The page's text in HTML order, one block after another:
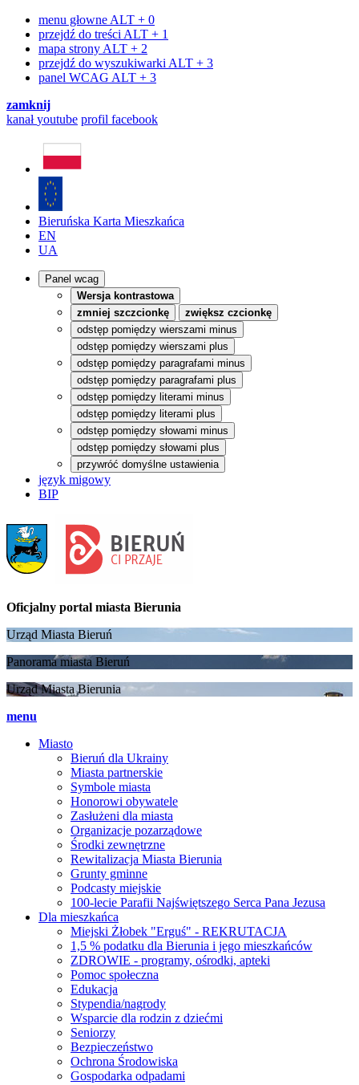
menu głowne ALT + 0
przejdź do treści ALT + 1
mapa strony ALT + 2
przejdź do wyszukiwarki ALT + 3
panel WCAG ALT + 3
zamknij
kanałyoutube profil facebook
Bieruńska Karta Mieszkańca
EN
UA
Panel wcag
Wersja kontrastowa
zmniej szczcionkę
zwiększ czcionkę
odstęp pomiędzy wierszami minus
odstęp pomiędzy wierszami plus
odstęp pomiędzy paragrafami minus
odstęp pomiędzy paragrafami plus
odstęp pomiędzy literami minus
odstęp pomiędzy literami plus
odstęp pomiędzy słowami minus
odstęp pomiędzy słowami plus
przywróć domyślne ustawienia
język migowy
BIP
Oficjalny portal miasta Bierunia
Urząd Miasta Bieruń
Panorama miasta Bieruń
Urząd Miasta Bierunia
menu
Miasto
Bieruń dla Ukrainy
Miasta partnerskie
Symbole miasta
Honorowi obywatele
Zasłużeni dla miasta
Organizacje pozarządowe
Środki zewnętrzne
Rewitalizacja Miasta Bierunia
Grunty gminne
Podcasty miejskie
100-lecie Parafii Najświętszego Serca Pana Jezusa
Dla mieszkańca
Miejski Żłobek "Erguś" - REKRUTACJA
1,5 % podatku dla Bierunia i jego mieszkańców
ZDROWIE - programy, ośrodki, apteki
Pomoc społeczna
Edukacja
Stypendia/nagrody
Wsparcie dla rodzin z dziećmi
Seniorzy
Bezpieczeństwo
Ochrona Środowiska
Gospodarka odpadami